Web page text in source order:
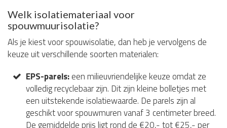
Welk isolatiemateriaal voor
spouwmuurisolatie?
Als je kiest voor spouwisolatie, dan heb je vervolgens de
keuze uit verschillende soorten materialen:
EPS-parels:een milieuvriendelijke keuze omdat ze
volledig recyclebaar zijn. Dit zijn kleine bolletjes met
een uitstekende isolatiewaarde. De parels zijn al
geschikt voor spouwmuren vanaf 3 centimeter breed.
De gemiddelde prijs ligt rond de €20,- tot €25,- per